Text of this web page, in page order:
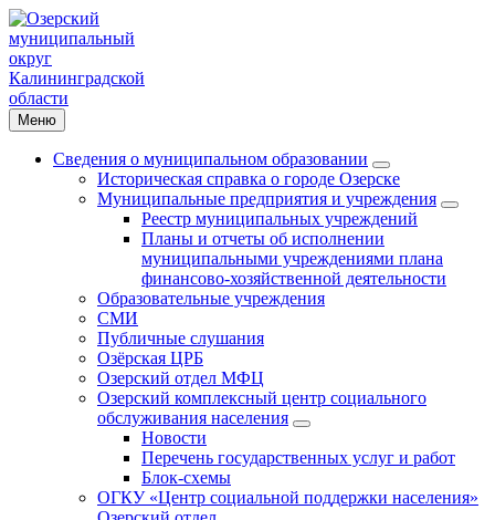
Меню
Сведения о муниципальном образовании
Историческая справка о городе Озерске
Муниципальные предприятия и учреждения
Реестр муниципальных учреждений
Планы и отчеты об исполнении
муниципальными учреждениями плана
финансово-хозяйственной деятельности
Образовательные учреждения
СМИ
Публичные слушания
Озёрская ЦРБ
Озерский отдел МФЦ
Озерский комплексный центр социального
обслуживания населения
Новости
Перечень государственных услуг и работ
Блок-схемы
ОГКУ «Центр социальной поддержки населения»